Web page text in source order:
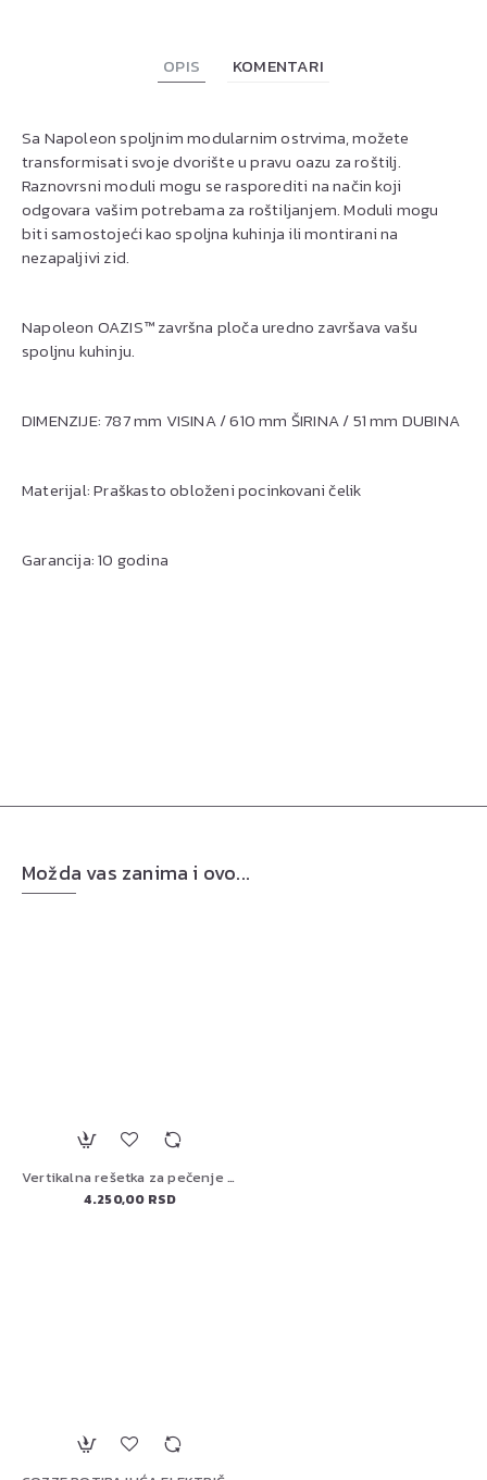
OPIS KOMENTARI
Sa Napoleon spoljnim modularnim ostrvima, možete
transformisati svoje dvorište u pravu oazu za roštilj.
Raznovrsni moduli mogu se rasporediti na način koji
odgovara vašim potrebama za roštiljanjem. Moduli mogu
biti samostojeći kao spoljna kuhinja ili montirani na
nezapaljivi zid.
Napoleon OAZIS™ završna ploča uredno završava vašu
spoljnu kuhinju.
DIMENZIJE: 787 mm VISINA / 610 mm ŠIRINA / 51 mm DUBINA
Materijal: Praškasto obloženi pocinkovani čelik
Garancija: 10 godina
Možda vas zanima i ovo...
Vertikalna rešetka za pečenje živine Big Green Egg 117458
4.250,00 RSD